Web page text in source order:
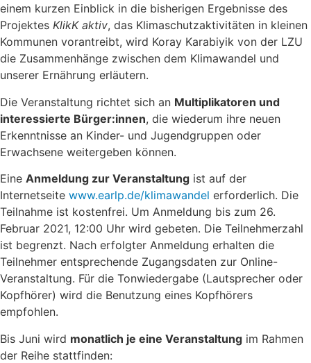
einem kurzen Einblick in die bisherigen Ergebnisse des
Projektes KlikK aktiv, das Klimaschutzaktivitäten in kleinen
Kommunen vorantreibt, wird Koray Karabiyik von der LZU
die Zusammenhänge zwischen dem Klimawandel und
unserer Ernährung erläutern.
Die Veranstaltung richtet sich an Multiplikatoren und
interessierte Bürger:innen, die wiederum ihre neuen
Erkenntnisse an Kinder- und Jugendgruppen oder
Erwachsene weitergeben können.
Eine Anmeldung zur Veranstaltung ist auf der
Internetseite www.earlp.de/klimawandel erforderlich. Die
Teilnahme ist kostenfrei. Um Anmeldung bis zum 26.
Februar 2021, 12:00 Uhr wird gebeten. Die Teilnehmerzahl
ist begrenzt. Nach erfolgter Anmeldung erhalten die
Teilnehmer entsprechende Zugangsdaten zur Online-
Veranstaltung. Für die Tonwiedergabe (Lautsprecher oder
Kopfhörer) wird die Benutzung eines Kopfhörers
empfohlen.
Bis Juni wird monatlich je eine Veranstaltung im Rahmen
der Reihe stattfinden: